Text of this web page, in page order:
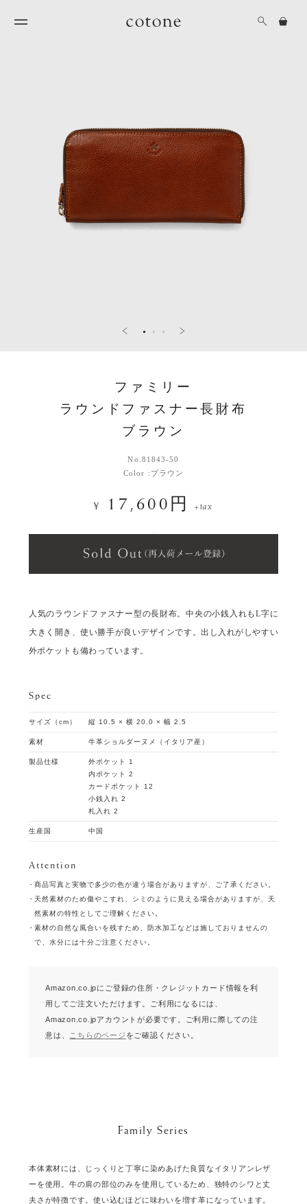
ファミリー
ラウンドファスナー長財布
ブラウン
No. 81843-50
Color : ブラウン
¥ 17,600円 +tax
人気のラウンドファスナー型の長財布。中央の小銭入れもL字に
大きく開き、使い勝手が良いデザインです。出し入れがしやすい
外ポケットも備わっています。
Spec
サイズ（cm） 縦 10.5 × 横 20.0 × 幅 2.5
素材 牛革ショルダーヌメ（イタリア産）
製品仕様
外ポケット 1
内ポケット 2
カードポケット 12
小銭入れ 2
札入れ 2
生産国 中国
Attention
商品写真と実物で多少の色が違う場合がありますが、ご了承ください。
天然素材のため傷やこすれ、シミのように見える場合がありますが、天
然素材の特性としてご理解ください。
素材の自然な風合いを残すため、防水加工などは施しておりませんの
で、水分には十分ご注意ください。
Amazon.co.jpにご登録の住所・クレジットカード情報を利
用してご注文いただけます。
ご利用になるには、
Amazon.co.jpアカウントが必要です。
ご利用に際しての注
意は、
こちらのページ をご確認ください。
Family Series
本体素材には、じっくりと丁寧に染めあげた良質なイタリアンレザ
ーを使用。牛の肩の部位のみを使用しているため、独特のシワと丈
夫さが特徴です。使い込むほどに味わいを増す革になっています。